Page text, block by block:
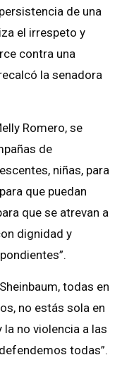
de una
el irrespeto y
contra una
la senadora
Romero, se
de
niñas, para
que puedan
que se atrevan a
dignidad y
todas en
no estás sola en
no violencia a las
todas”.